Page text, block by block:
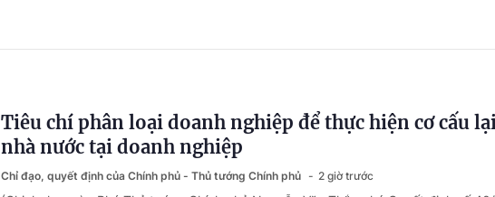
Tiêu chí phân loại doanh nghiệp để thực hiện cơ cấu
nhà nước tại doanh nghiệp
Chỉ đạo, quyết định của Chính phủ - Thủ tướng Chính phủ 2 giờ trước